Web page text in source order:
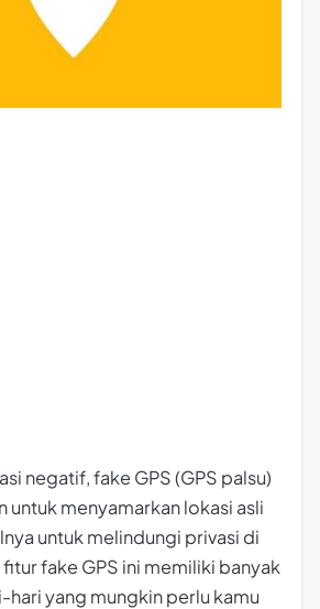
negatif, fake GPS (GPS palsu)
untuk menyamarkan lokasi asli
untuk melindungi privasi di
fake GPS ini memiliki banyak
hari yang mungkin perlu kamu